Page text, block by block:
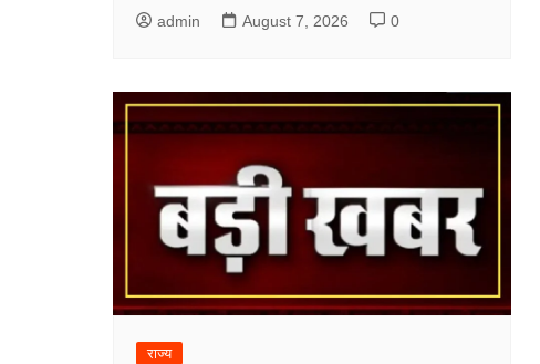
admin August 7, 2026 0
राज्य